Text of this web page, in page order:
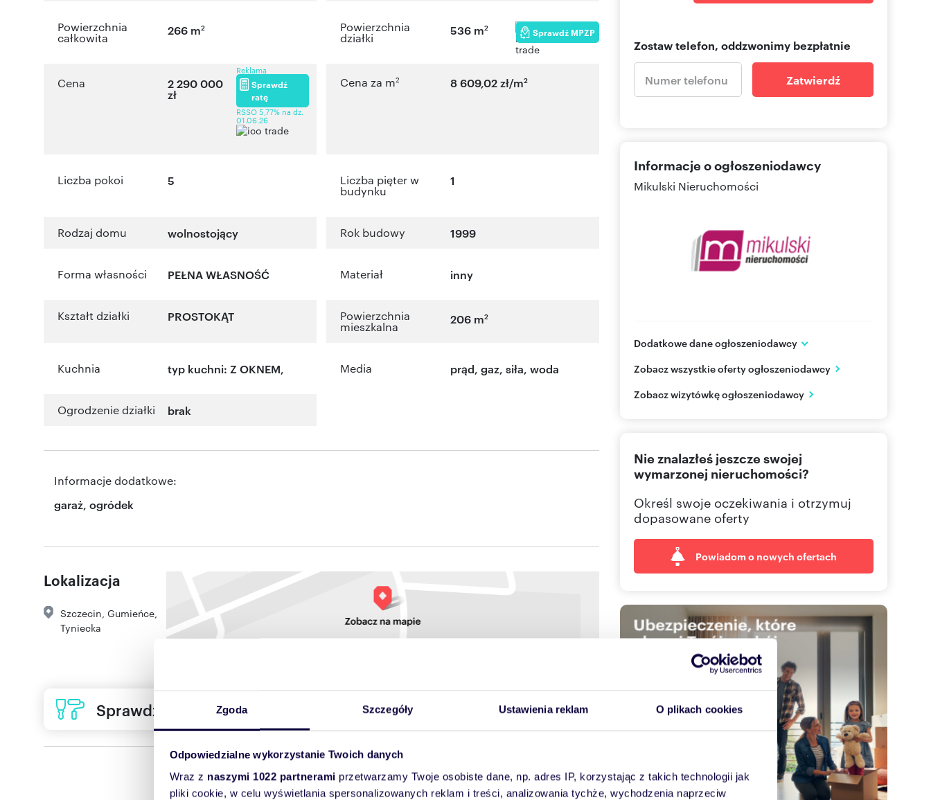
Zgoda Szczegóły Ustawienia reklam O plikach cookies
Odpowiedzialne wykorzystanie Twoich danych
Wraz z naszymi 1022 partnerami przetwarzamy Twoje osobiste dane, np. adres IP, korzystając z takich technologii jak
pliki cookie, w celu wyświetlania spersonalizowanych reklam i treści, analizowania tychże, wychodzenia naprzeciw
Powierzchnia
całkowita
266 m2 Powierzchnia
działki
536 m2 Sprawdź MPZP
Cena 2 290 000
zł
Reklama
Sprawdź
ratę
RSSO 5,77% na dz.
01.06.26
Cena za m2 8 609,02 zł/m2
Liczba pokoi 5 Liczba pięter w
budynku
1
Rodzaj domu wolnostojący Rok budowy 1999
Forma własności PEŁNA WŁASNOŚĆ Materiał inny
Kształt działki PROSTOKĄT Powierzchnia
mieszkalna
206 m2
Kuchnia typ kuchni: Z OKNEM, Media prąd, gaz, siła, woda
Ogrodzenie działki brak
Informacje dodatkowe:
garaż, ogródek
Lokalizacja
Szczecin, Gumieńce,
Tyniecka
Sprawdź ofertę usług remontowych
Zostaw telefon, oddzwonimy bezpłatnie
Zatwierdź
Informacje o ogłoszeniodawcy
Mikulski Nieruchomości
Dodatkowe dane ogłoszeniodawcy
Goleniów
PL
Zobacz wszystkie oferty ogłoszeniodawcy
Zobacz wizytówkę ogłoszeniodawcy
Nie znalazłeś jeszcze swojej
wymarzonej nieruchomości?
Określ swoje oczekiwania i otrzymuj
dopasowane oferty
Powiadom o nowych ofertach